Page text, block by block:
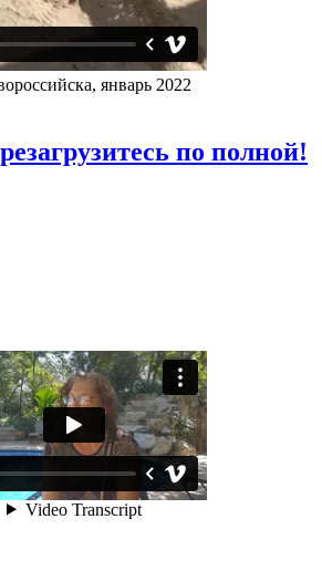
январь 2022
по полной!